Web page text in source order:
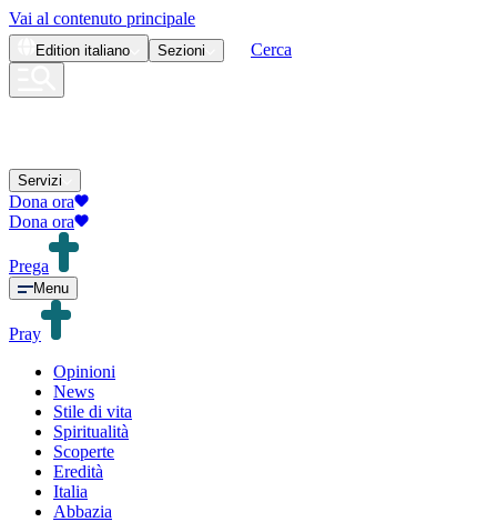
Vai al contenuto principale
Edition italiano Sezioni Cerca
Servizi
Dona ora
Dona ora
Prega
Menu
Pray
Opinioni
News
Stile di vita
Spiritualità
Scoperte
Eredità
Italia
Abbazia